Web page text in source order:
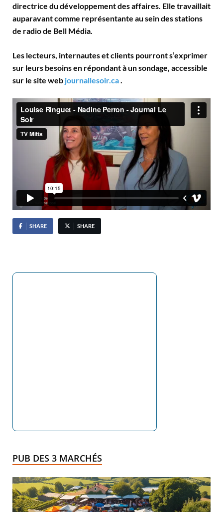
directrice du développement des affaires. Elle travaillait
auparavant comme représentante au sein des stations
de radio de Bell Média.
Les lecteurs, internautes et clients pourront s’exprimer
sur leurs besoins en répondant à un sondage, accessible
sur le site web journallesoir.ca.
SHARE SHARE
PUB DES 3 MARCHÉS